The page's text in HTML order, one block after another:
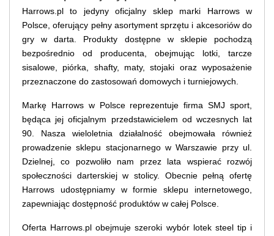
Harrows.pl to jedyny oficjalny sklep marki Harrows w
Polsce, oferujący pełny asortyment sprzętu i akcesoriów do
gry w darta. Produkty dostępne w sklepie pochodzą
bezpośrednio od producenta, obejmując lotki, tarcze
sisalowe, piórka, shafty, maty, stojaki oraz wyposażenie
przeznaczone do zastosowań domowych i turniejowych.
Markę Harrows w Polsce reprezentuje firma SMJ sport,
będąca jej oficjalnym przedstawicielem od wczesnych lat
90. Nasza wieloletnia działalność obejmowała również
prowadzenie sklepu stacjonarnego w Warszawie przy ul.
Dzielnej, co pozwoliło nam przez lata wspierać rozwój
społeczności darterskiej w stolicy. Obecnie pełną ofertę
Harrows udostępniamy w formie sklepu internetowego,
zapewniając dostępność produktów w całej Polsce.
Oferta Harrows.pl obejmuje szeroki wybór lotek steel tip i